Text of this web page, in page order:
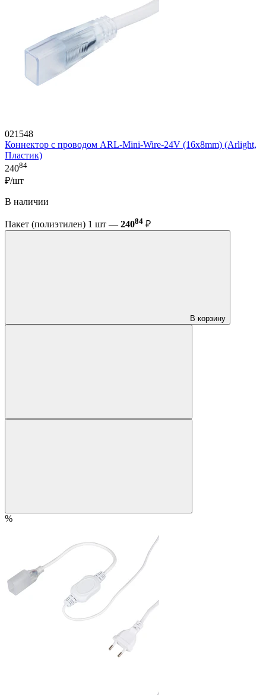
021548
Коннектор с проводом ARL-Mini-Wire-24V (16x8mm) (Arlight,
Пластик)
24084
₽/шт
В наличии
Пакет (полиэтилен) 1 шт — 24084 ₽
В корзину
%